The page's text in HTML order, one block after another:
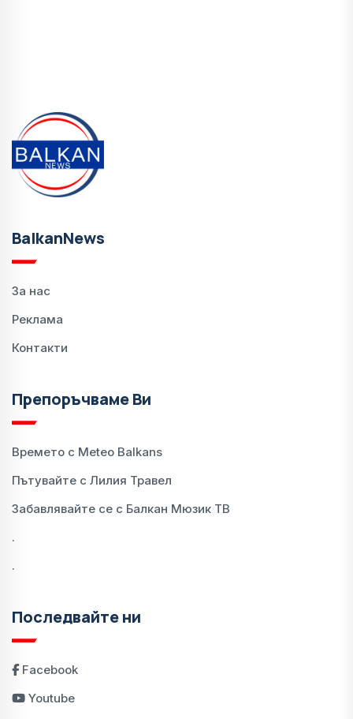
BalkanNews
За нас
Реклама
Контакти
Препоръчваме Ви
Времето с Meteo Balkans
Пътувайте с Лилия Травел
Забавлявайте се с Балкан Мюзик ТВ
.
.
Последвайте ни
Facebook
Youtube